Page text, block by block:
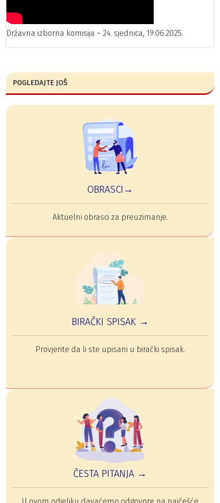
Državna izborna komisija – 24. sjednica, 19.06.2025.
POGLEDAJTE JOŠ
OBRASCI→
Aktuelni obrasci za preuzimanje.
BIRAČKI SPISAK →
Provjerite da li ste upisani u birački spisak.
ČESTA PITANJA →
U ovom odjeljku davaćemo odgovore na najčešće